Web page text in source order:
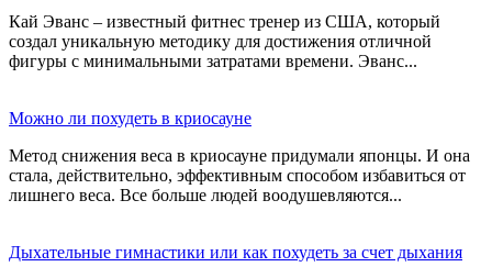
Кай Эванс – известный фитнес тренер из США, который
создал уникальную методику для достижения отличной
фигуры с минимальными затратами времени. Эванс...
Можно ли похудеть в криосауне
Метод снижения веса в криосауне придумали японцы. И она
стала, действительно, эффективным способом избавиться от
лишнего веса. Все больше людей воодушевляются...
Дыхательные гимнастики или как похудеть за счет дыхания